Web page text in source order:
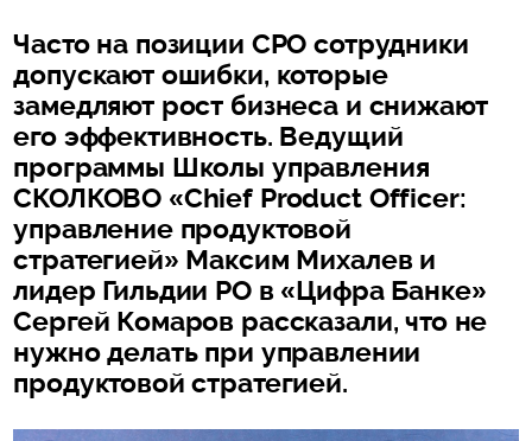
Часто на позиции CPO сотрудники
допускают ошибки, которые
замедляют рост бизнеса и снижают
его эффективность. Ведущий
программы Школы управления
СКОЛКОВО «Chief Product Officer:
управление продуктовой
стратегией» Максим Михалев и
лидер Гильдии PO в «Цифра Банке»
Сергей Комаров рассказали, что не
нужно делать при управлении
продуктовой стратегией.